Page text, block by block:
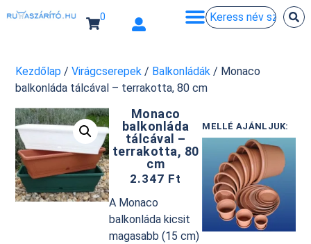
0
Kezdőlap /Virágcserepek / Balkonládák / Monaco
balkonláda tálcával – terrakotta, 80 cm
Monaco
balkonláda
tálcával –
terrakotta, 80
cm
2.347 Ft
A Monaco
balkonláda kicsit
magasabb (15 cm)
MELLÉ AJÁNLJUK: